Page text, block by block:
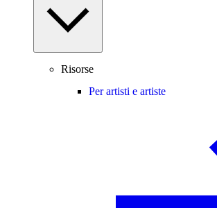
Risorse
Per artisti e artiste